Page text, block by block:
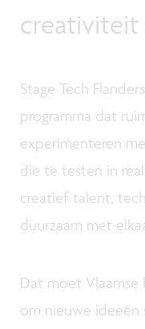
creativiteit
Stage Tech
programma dat
experimenteren
die te testen in
creatief talent,
duurzaam met
Dat moet Vlaamse
om nieuwe ideeën